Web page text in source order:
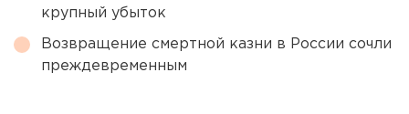
крупный убыток
Возвращение смертной казни в России сочли
преждевременным